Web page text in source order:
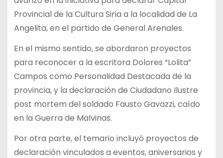
Provincial de la Cultura Siria a la localidad de La
Angelita, en el partido de General Arenales.
En el mismo sentido, se abordaron proyectos
para reconocer a la escritora Dolores “Lolita”
Campos como Personalidad Destacada de la
provincia, y la declaración de Ciudadano Ilustre
post mortem del soldado Fausto Gavazzi, caído
en la Guerra de Malvinas.
Por otra parte, el temario incluyó proyectos de
declaración vinculados a eventos, aniversarios y